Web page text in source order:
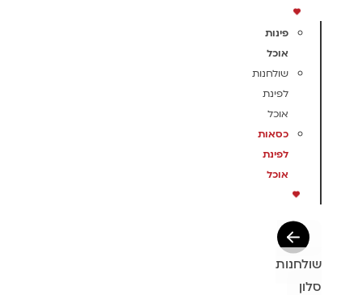
פינות
אוכל
שולחנות
לפינת
אוכל
כסאות
לפינת
אוכל
שולחנות
סלון